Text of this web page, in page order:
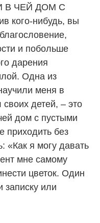
В ЧЕЙ ДОМ С
кого-нибудь, вы
и побольше
дарения
Одна из
меня в
детей, – это
дом с пустыми
приходить без
«Как я могу давать
мне самому
цветок. Один
записку или